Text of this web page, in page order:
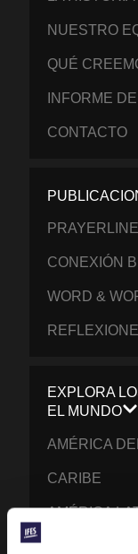
NUESTRO
QUÉ
INFORME
CONTACTO
PRAYERLINE
CONEXIÓN
WORD &
EXPLORA
EL MUNDO
AMÉRICA
CARIBE
AMÉRICA